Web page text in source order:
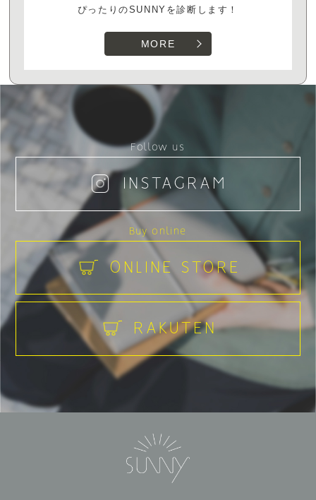
ぴったりのSUNNYを診断します！
MORE
Follow us
INSTAGRAM
Buy online
ONLINE STORE
RAKUTEN